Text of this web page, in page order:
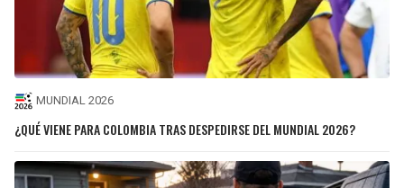
MUNDIAL 2026
¿QUÉ VIENE PARA COLOMBIA TRAS DESPEDIRSE DEL MUNDIAL 2026?